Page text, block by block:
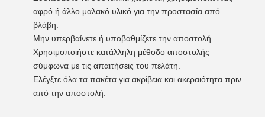
αφρό ή άλλο μαλακό υλικό για την προστασία από
βλάβη.
Μην υπερβαίνετε ή υποβαθμίζετε την αποστολή.
Χρησιμοποιήστε κατάλληλη μέθοδο αποστολής
σύμφωνα με τις απαιτήσεις του πελάτη.
Ελέγξτε όλα τα πακέτα για ακρίβεια και ακεραιότητα πριν
από την αποστολή.